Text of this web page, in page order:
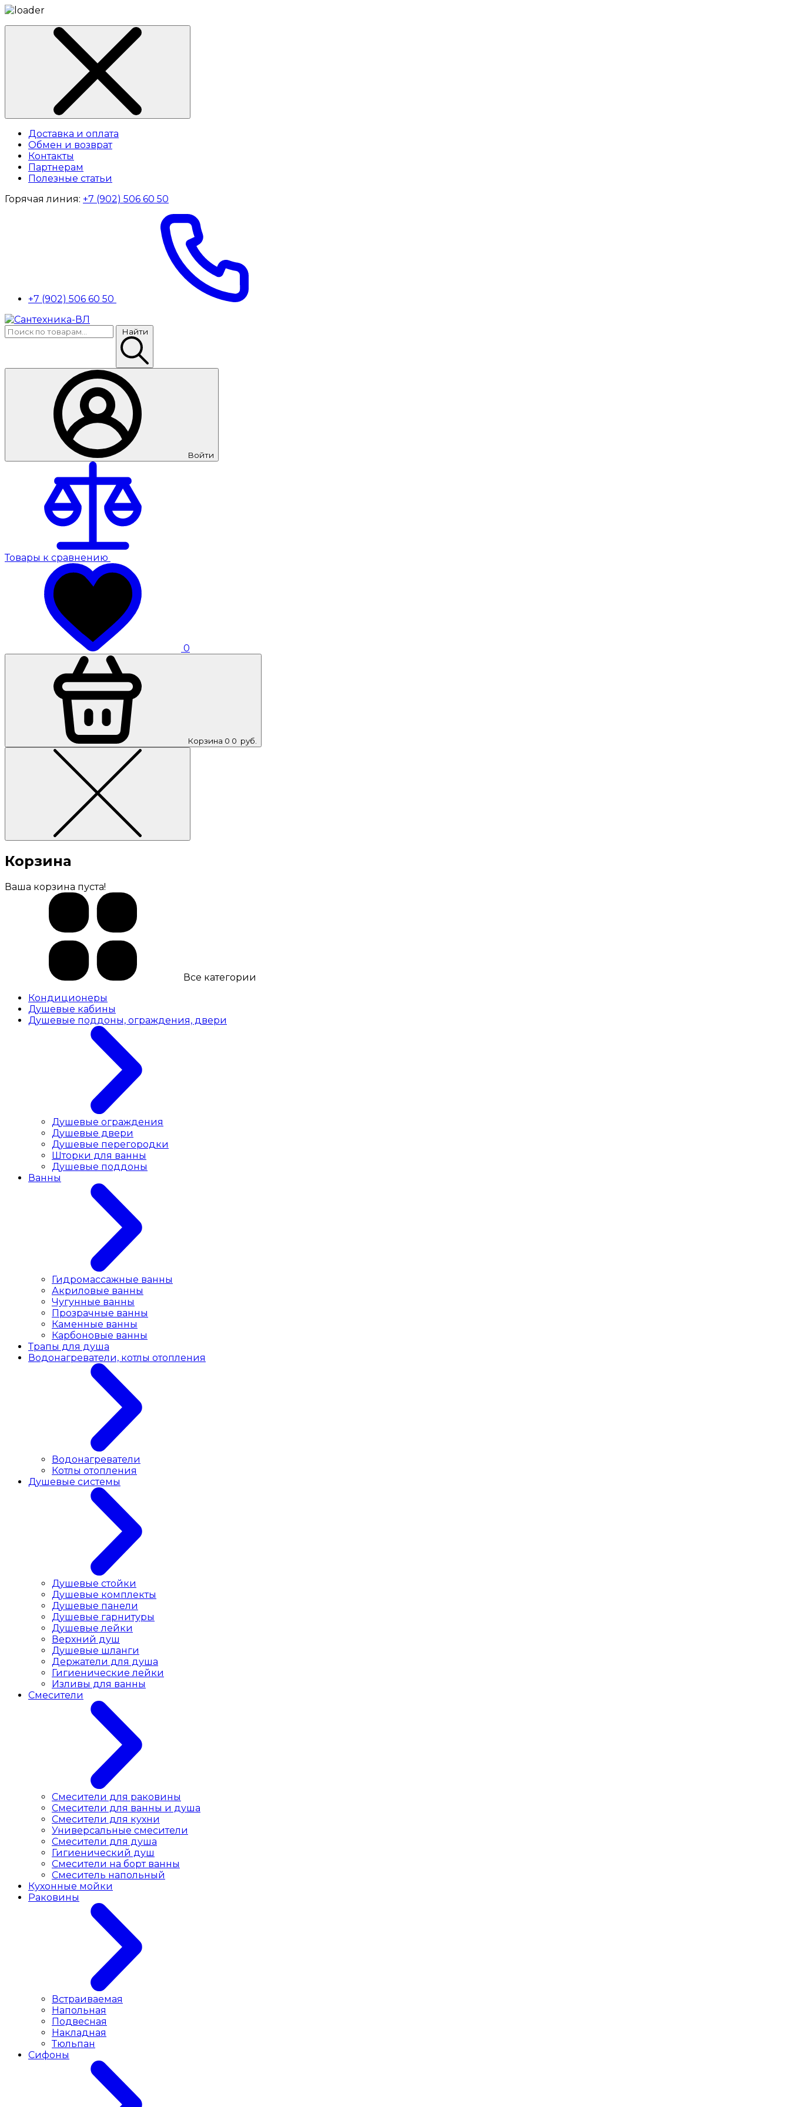
Доставка и оплата
Обмен и возврат
Контакты
Партнерам
Полезные статьи
Горячая линия: +7 (902) 506 60 50
+7 (902) 506 60 50
Найти
Войти
Товары к сравнению
0
Корзина 0 0 руб.
Корзина
Ваша корзина пуста!
Все категории
Кондиционеры
Душевые кабины
Душевые поддоны, ограждения, двери
Душевые ограждения
Душевые двери
Душевые перегородки
Шторки для ванны
Душевые поддоны
Ванны
Гидромассажные ванны
Акриловые ванны
Чугунные ванны
Прозрачные ванны
Каменные ванны
Карбоновые ванны
Трапы для душа
Водонагреватели, котлы отопления
Водонагреватели
Котлы отопления
Душевые системы
Душевые стойки
Душевые комплекты
Душевые панели
Душевые гарнитуры
Душевые лейки
Верхний душ
Душевые шланги
Держатели для душа
Гигиенические лейки
Изливы для ванны
Смесители
Смесители для раковины
Cмесители для ванны и душа
Смесители для кухни
Универсальные смесители
Смесители для душа
Гигиенический душ
Смесители на борт ванны
Смеситель напольный
Кухонные мойки
Раковины
Встраиваемая
Напольная
Подвесная
Накладная
Тюльпан
Сифоны